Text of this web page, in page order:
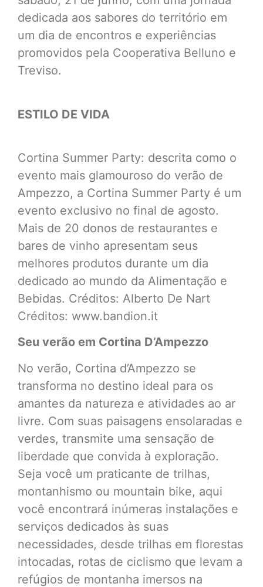
dedicada aos sabores do território em
um dia de encontros e experiências
promovidos pela Cooperativa Belluno e
Treviso.
ESTILO DE VIDA
Cortina Summer Party: descrita como o
evento mais glamouroso do verão de
Ampezzo, a Cortina Summer Party é um
evento exclusivo no final de agosto.
Mais de 20 donos de restaurantes e
bares de vinho apresentam seus
melhores produtos durante um dia
dedicado ao mundo da Alimentação e
Bebidas. Créditos: Alberto De Nart
Créditos: www.bandion.it
Seu verão em Cortina D’Ampezzo
No verão, Cortina d’Ampezzo se
transforma no destino ideal para os
amantes da natureza e atividades ao ar
livre. Com suas paisagens ensolaradas e
verdes, transmite uma sensação de
liberdade que convida à exploração.
Seja você um praticante de trilhas,
montanhismo ou mountain bike, aqui
você encontrará inúmeras instalações e
serviços dedicados às suas
necessidades, desde trilhas em florestas
intocadas, rotas de ciclismo que levam a
refúgios de montanha imersos na